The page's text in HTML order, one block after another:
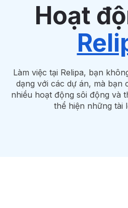
Hoạt
Làm việc tại Relipa, bạn
dạng với các dự án, mà bạn
nhiều hoạt động sôi động và
thể hiện những tài